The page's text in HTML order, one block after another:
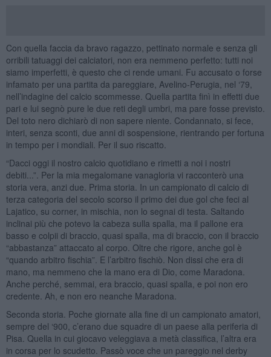
Con quella faccia da bravo ragazzo, pettinato normale e senza gli
orribili tatuaggi dei calciatori, non era nemmeno perfetto: tutti noi
siamo imperfetti, è questo che ci rende umani. Fu accusato o forse
infamato per una partita da pareggiare, Avelino-Perugia, nel ‘79,
nell’indagine del calcio scommesse. Quella partita finì in effetti due
pari e lui segnò pure le due reti degli umbri, ma pare fosse previsto.
Del toto nero dichiarò di non sapere niente. Condannato, si fece,
interi, senza sconti, due anni di sospensione, rientrando per fortuna
in tempo per i mondiali. Per il suo riscatto.
“Dacci oggi il nostro calcio quotidiano e rimetti a noi i nostri
debiti...”. Per la mia megalomane vanagloria vi racconterò una
storia vera, anzi due. Prima storia. In un campionato di calcio di
terza categoria del secolo scorso il primo dei due gol che feci al
Lajatico, su corner, in mischia, non lo segnai di testa. Saltando
inclinai più che potevo la cabeza sulla spalla, ma il pallone era
basso e colpii di braccio, quasi spalla, ma di braccio, con il braccio
“abbastanza” attaccato al corpo. Oltre che rigore, anche gol è
“quando arbitro fischia”. E l’arbitro fischiò. Non dissi che era di
mano, ma nemmeno che la mano era di Dio, come Maradona.
Anche perché, semmai, era braccio, quasi spalla, e poi non ero
credente. Ah, e non ero neanche Maradona.
Seconda storia. Poche giornate alla fine di un campionato amatori,
sempre del ‘900, c’erano due squadre di un paese alla periferia di
Pisa. Quella in cui giocavo veleggiava a metà classifica, l’altra era
in corsa per lo scudetto. Passò voce che un pareggio nel derby